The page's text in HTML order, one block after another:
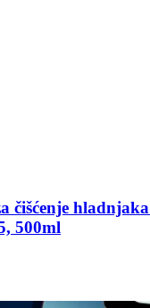
čišćenje hladnjaka
500ml